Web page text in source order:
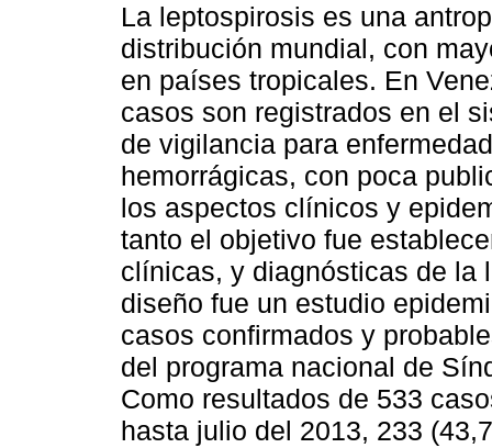
La leptospirosis es una
distribución mundial, con
en países tropicales. En
casos son registrados en el
de vigilancia para
hemorrágicas, con poca
los aspectos clínicos y
tanto el objetivo fue
clínicas, y diagnósticas de la
diseño fue un estudio
casos confirmados y
del programa nacional de
Como resultados de 533
hasta julio del 2013, 233